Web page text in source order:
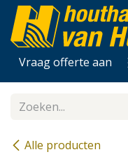
Overslaan naar inhoud
Vraag offerte aan
Alle producten